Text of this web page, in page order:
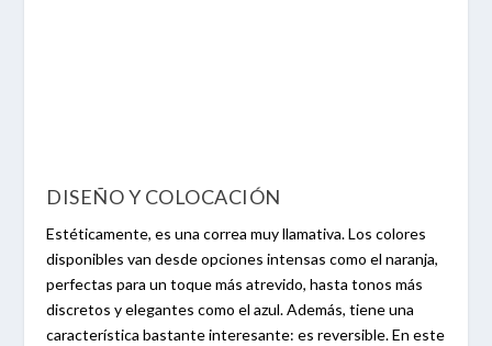
DISEÑO Y COLOCACIÓN
Estéticamente, es una correa muy llamativa. Los colores
disponibles van desde opciones intensas como el naranja,
perfectas para un toque más atrevido, hasta tonos más
discretos y elegantes como el azul. Además, tiene una
característica bastante interesante: es reversible. En este